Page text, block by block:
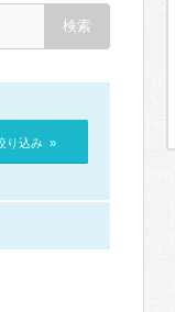
り込み »